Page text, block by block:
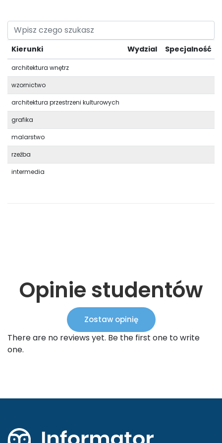
Kierunki Wydzial Specjalność
architektura wnętrz
wzornictwo
architektura przestrzeni kulturowych
grafika
malarstwo
rzeźba
intermedia
Opinie studentów
Zostaw opinię
There are no reviews yet. Be the first one to write
one.